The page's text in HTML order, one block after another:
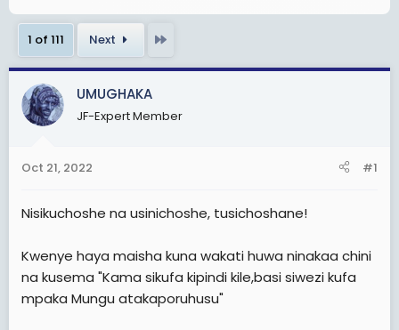
h
e
a
d
s
e
t
t
1 of 111 Next
UMUGHAKA
JF-Expert Member
Oct 21, 2022 #1
Nisikuchoshe na usinichoshe, tusichoshane!
Kwenye haya maisha kuna wakati huwa ninakaa chini
na kusema "Kama sikufa kipindi kile,basi siwezi kufa
mpaka Mungu atakaporuhusu"